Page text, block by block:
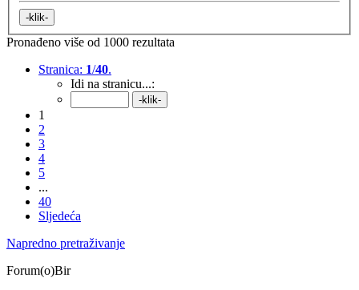
Pronađeno više od 1000 rezultata
Stranica: 1/40.
Idi na stranicu...:
1
2
3
4
5
...
40
Sljedeća
Napredno pretraživanje
Forum(o)Bir